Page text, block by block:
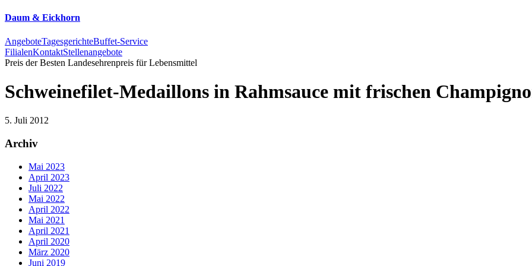
Daum & Eickhorn
AngeboteTagesgerichteBuffet-Service
FilialenKontaktStellenangebote
Preis der Besten Landesehrenpreis für Lebensmittel
Schweinefilet-Medaillons in Rahmsauce mit frischen
5. Juli 2012
Archiv
Mai 2023
April 2023
Juli 2022
Mai 2022
April 2022
Mai 2021
April 2021
April 2020
März 2020
Juni 2019